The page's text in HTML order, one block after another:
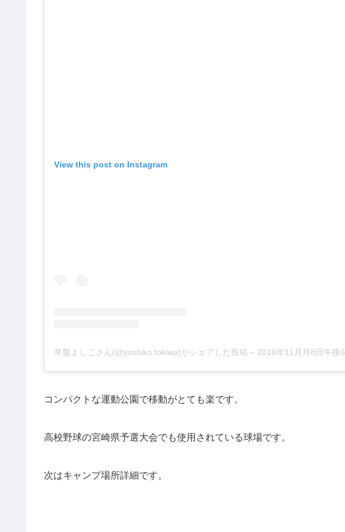
View this post on Instagram
常盤よしこさん(@yoshiko.tokiwa)がシェアした投稿 – 2016年11月月8日午後6時30分PST
コンパクトな運動公園で移動がとても楽です。
高校野球の宮崎県予選大会でも使用されている球場です。
次はキャンプ場所詳細です。